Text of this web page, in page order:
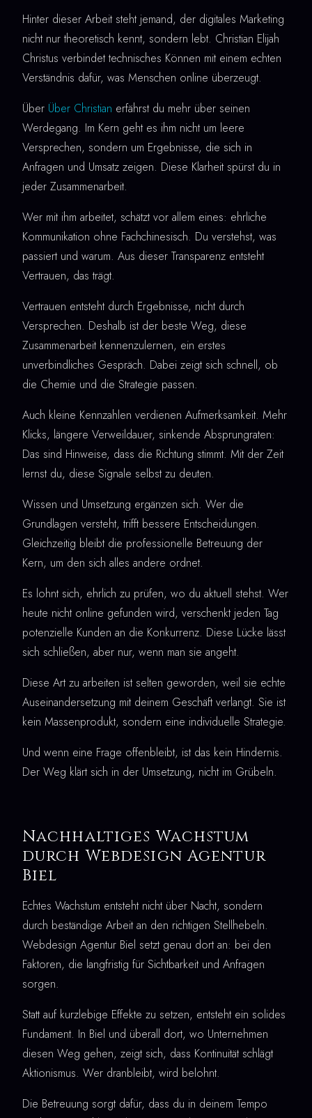
Hinter dieser Arbeit steht jemand, der digitales Marketing
nicht nur theoretisch kennt, sondern lebt. Christian Elijah
Christus verbindet technisches Können mit einem echten
Verständnis dafür, was Menschen online überzeugt.
Über Über Christian erfährst du mehr über seinen
Werdegang. Im Kern geht es ihm nicht um leere
Versprechen, sondern um Ergebnisse, die sich in
Anfragen und Umsatz zeigen. Diese Klarheit spürst du in
jeder Zusammenarbeit.
Wer mit ihm arbeitet, schätzt vor allem eines: ehrliche
Kommunikation ohne Fachchinesisch. Du verstehst, was
passiert und warum. Aus dieser Transparenz entsteht
Vertrauen, das trägt.
Vertrauen entsteht durch Ergebnisse, nicht durch
Versprechen. Deshalb ist der beste Weg, diese
Zusammenarbeit kennenzulernen, ein erstes
unverbindliches Gespräch. Dabei zeigt sich schnell, ob
die Chemie und die Strategie passen.
Auch kleine Kennzahlen verdienen Aufmerksamkeit. Mehr
Klicks, längere Verweildauer, sinkende Absprungraten:
Das sind Hinweise, dass die Richtung stimmt. Mit der Zeit
lernst du, diese Signale selbst zu deuten.
Wissen und Umsetzung ergänzen sich. Wer die
Grundlagen versteht, trifft bessere Entscheidungen.
Gleichzeitig bleibt die professionelle Betreuung der
Kern, um den sich alles andere ordnet.
Es lohnt sich, ehrlich zu prüfen, wo du aktuell stehst. Wer
heute nicht online gefunden wird, verschenkt jeden Tag
potenzielle Kunden an die Konkurrenz. Diese Lücke lässt
sich schließen, aber nur, wenn man sie angeht.
Diese Art zu arbeiten ist selten geworden, weil sie echte
Auseinandersetzung mit deinem Geschäft verlangt. Sie ist
kein Massenprodukt, sondern eine individuelle Strategie.
Und wenn eine Frage offenbleibt, ist das kein Hindernis.
Der Weg klärt sich in der Umsetzung, nicht im Grübeln.
Nachhaltiges Wachstum
durch Webdesign Agentur
Biel
Echtes Wachstum entsteht nicht über Nacht, sondern
durch beständige Arbeit an den richtigen Stellhebeln.
Webdesign Agentur Biel setzt genau dort an: bei den
Faktoren, die langfristig für Sichtbarkeit und Anfragen
sorgen.
Statt auf kurzlebige Effekte zu setzen, entsteht ein solides
Fundament. In Biel und überall dort, wo Unternehmen
diesen Weg gehen, zeigt sich, dass Kontinuität schlägt
Aktionismus. Wer dranbleibt, wird belohnt.
Die Betreuung sorgt dafür, dass du in deinem Tempo